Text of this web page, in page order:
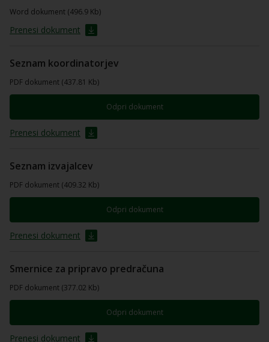
Word dokument (496.9 Kb)
Prenesi dokument
Seznam koordinatorjev
PDF dokument (437.81 Kb)
Odpri dokument
Prenesi dokument
Seznam izvajalcev
PDF dokument (409.32 Kb)
Odpri dokument
Prenesi dokument
Smernice za pripravo predračuna
PDF dokument (377.02 Kb)
Odpri dokument
Prenesi dokument